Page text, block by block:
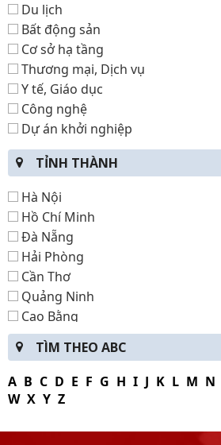
Du lịch
Bất động sản
Cơ sở hạ tầng
Thương mại, Dịch vụ
Y tế, Giáo dục
Công nghệ
Dự án khởi nghiệp
TỈNH THÀNH
Hà Nội
Hồ Chí Minh
Đà Nẵng
Hải Phòng
Cần Thơ
Quảng Ninh
Cao Bằng
Lạng Sơn
Tuyên Quang
Thái Nguyên
Điện Biên
Sơn La
TÌM THEO ABC
A B C D E F G H I J K L M N
W X Y Z